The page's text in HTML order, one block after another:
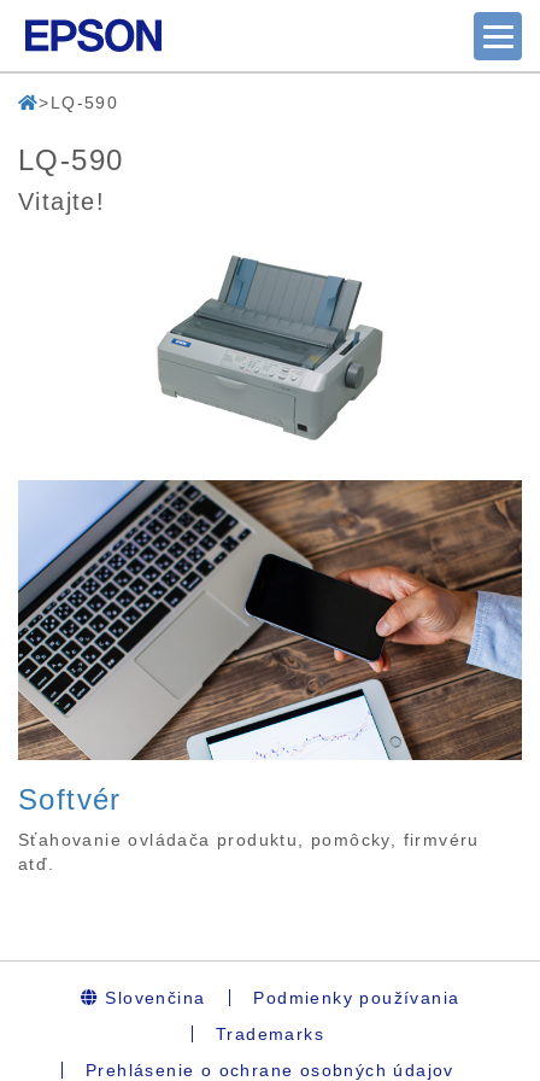
LQ-590
LQ-590
Vitajte!
Softvér
Sťahovanie ovládača produktu, pomôcky, firmvéru
atď.
Slovenčina
Podmienky používania
Trademarks
Prehlásenie o ochrane osobných údajov